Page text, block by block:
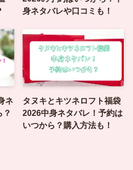
身ネタバレや口コミも！
ネ
？
タヌキとキツネロフト福袋
2026中身ネタバレ！予約は
いつから？購入方法も！